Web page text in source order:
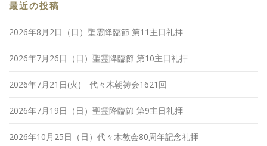
最近の投稿
2026年8月2日（日）聖霊降臨節 第11主日礼拝
2026年7月26日（日）聖霊降臨節 第10主日礼拝
2026年7月21日(火) 代々木朝祷会1621回
2026年7月19日（日）聖霊降臨節 第9主日礼拝
2026年10月25日（日）代々木教会80周年記念礼拝